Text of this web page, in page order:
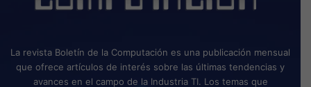
La revista Boletín de la Computación es una publicación mensual
que ofrece artículos de interés sobre las últimas tendencias y
avances en el campo de la Industria TI. Los temas que